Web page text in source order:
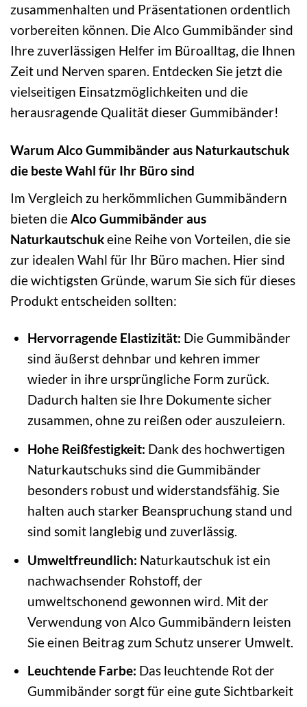
zusammenhalten und Präsentationen ordentlich
vorbereiten können. Die Alco Gummibänder sind
Ihre zuverlässigen Helfer im Büroalltag, die Ihnen
Zeit und Nerven sparen. Entdecken Sie jetzt die
vielseitigen Einsatzmöglichkeiten und die
herausragende Qualität dieser Gummibänder!
Warum Alco Gummibänder aus Naturkautschuk
die beste Wahl für Ihr Büro sind
Im Vergleich zu herkömmlichen Gummibändern
bieten die Alco Gummibänder aus
Naturkautschukeine Reihe von Vorteilen, die sie
zur idealen Wahl für Ihr Büro machen. Hier sind
die wichtigsten Gründe, warum Sie sich für dieses
Produkt entscheiden sollten:
Hervorragende Elastizität: Die Gummibänder
sind äußerst dehnbar und kehren immer
wieder in ihre ursprüngliche Form zurück.
Dadurch halten sie Ihre Dokumente sicher
zusammen, ohne zu reißen oder auszuleiern.
Hohe Reißfestigkeit: Dank des hochwertigen
Naturkautschuks sind die Gummibänder
besonders robust und widerstandsfähig. Sie
halten auch starker Beanspruchung stand und
sind somit langlebig und zuverlässig.
Umweltfreundlich: Naturkautschuk ist ein
nachwachsender Rohstoff, der
umweltschonend gewonnen wird. Mit der
Verwendung von Alco Gummibändern leisten
Sie einen Beitrag zum Schutz unserer Umwelt.
Leuchtende Farbe: Das leuchtende Rot der
Gummibänder sorgt für eine gute Sichtbarkeit